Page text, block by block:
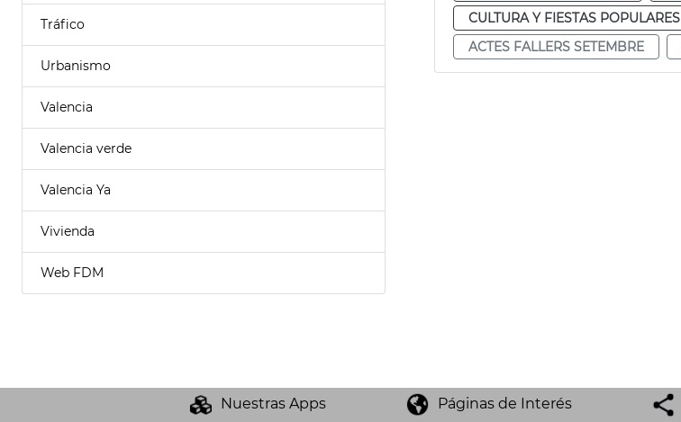
Tráfico
Urbanismo
Valencia
Valencia verde
Valencia Ya
Vivienda
Web FDM
CULTURA Y FIESTAS POPULARES
ACTES FALLERS SETEMBRE
Nuestras Apps Páginas de Interés